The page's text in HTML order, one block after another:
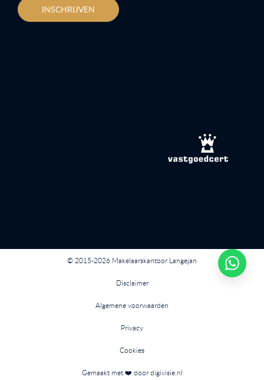
INSCHRIJVEN
© 2015-2026 Makelaarskantoor Langejan
Disclaimer
Algemene voorwaarden
Privacy
Cookies
Gemaakt met ❤️ door digivisie.nl